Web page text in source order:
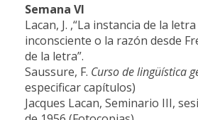
Semana VI
Lacan, J. ,“La instancia de la
inconsciente o la razón desde
de la letra”.
Saussure, F. Curso de lingüística
especificar capítulos)
Jacques Lacan, Seminario III,